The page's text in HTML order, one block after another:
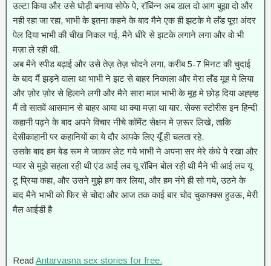
उल्टा किया और उसे घोड़ी बनाया सोफे पे, रॉबिंन्न अब डाल दो आग बुझा दो और
नही रहा जा रहा, भाभी के इतना कहने के बाद मैने एक ही झटके मे लॅंड पूरा अंदर
पेल दिया भाभी की चीख निकल गई, मैने धीरे से झटके लगाने लगा और वो भी
मज़ा ले रही थी.
अब मैने स्पीड बढ़ाई और उसे तेज़ तेज़ चोदने लगा, करीब 5-7 मिनट की चुदाई
के बाद मैं झड़ने वाला था भाभी ने झट से बाहर निकाला और मेरा लॅंड मूह मे लिया
और ज़ोर ज़ोर से हिलाने लगी और मैने सारा माल भाभी के मूह मे छोड़ दिया अह्ह्ह
मैं तो सातवें आसमान से बाहर आया था क्या मज़ा था यार. सेक्स स्टोरीस इन हिन्दी
कहानी पढ़ने के बाद अपने विचार नीचे कॉमेंट सेक्षन मे ज़रूर लिखे, ताकि
देसीकाहानी पर कहानियों का ये दौर आपके लिए यूँ ही चलता रहे.
उसके बाद हम बेड रूम मे जाकर लेट गये भाभी ने अपना सर मेरे कंधे पे रखा और
प्यार से मुझे सहला रही थी एंड आई लव यू रॉबिन बोल रही थी मैने भी आई लव यू
टू प्रिया कहा, और उसने मुझे हग कर लिया, और हम नंगे ही सो गये, उठने के
बाद मैने भाभी को फिर से चोदा और आज तक काई बार चोद चुकाफ्क्स हुउऊ, मेरी
मैल आईडी है
Read Antarvasna sex stories for free.